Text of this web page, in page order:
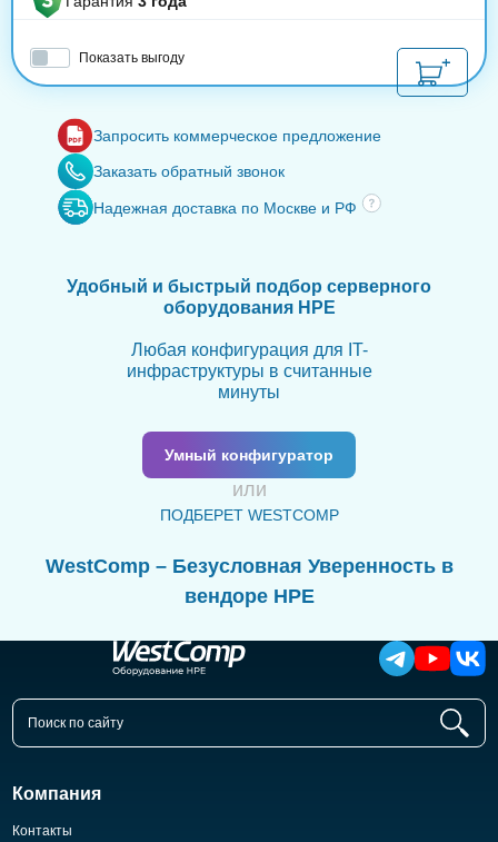
Показать выгоду
Запросить коммерческое предложение
Заказать обратный звонок
Надежная доставка по Москве и РФ
Удобный и быстрый подбор серверного
оборудования HPE
Любая конфигурация для IT-
инфраструктуры в считанные
минуты
Умный конфигуратор
или
ПОДБЕРЕТ WESTCOMP
WestComp – Безусловная Уверенность в
вендоре HPE
Компания
Контакты